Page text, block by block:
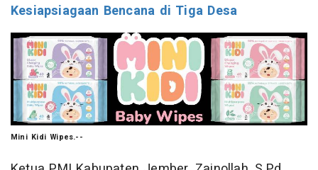
Kesiapsiagaan Bencana di Tiga Desa
Mini Kidi Wipes.--